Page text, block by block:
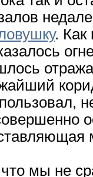
. Как
мы не